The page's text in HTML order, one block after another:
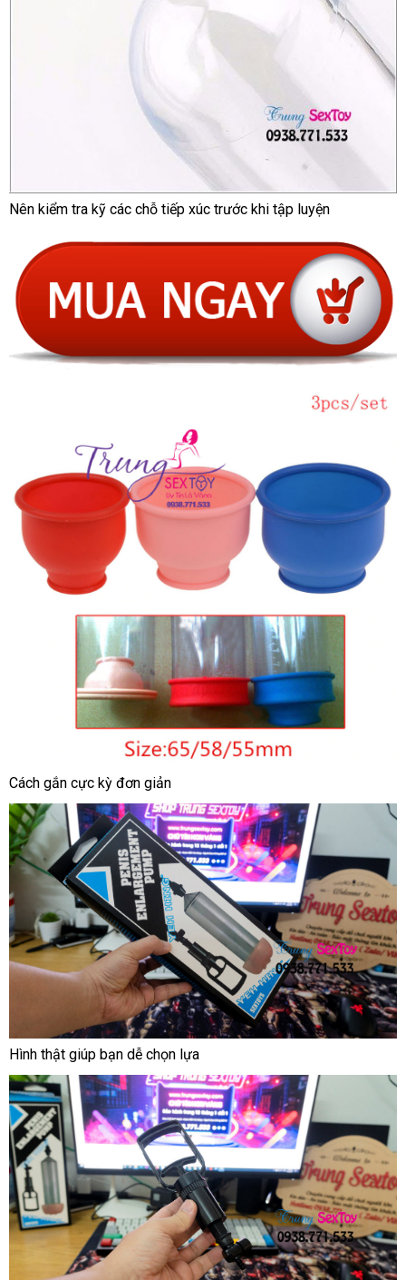
Nên kiểm tra kỹ thế
các chỗ tiếp xúc trước khi tập luyện
Cách gắn cực kỳ đơn giản
Hình thật giúp bạn dễ chọn lựa